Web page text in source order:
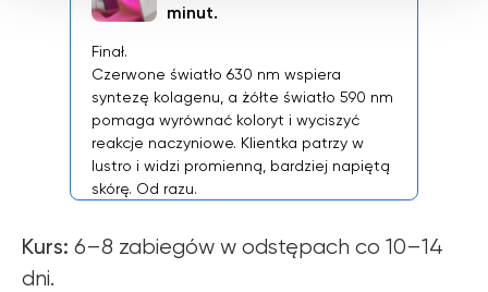
minut.
Finał.
Czerwone światło 630 nm wspiera
syntezę kolagenu, a żółte światło 590 nm
pomaga wyrównać koloryt i wyciszyć
reakcje naczyniowe. Klientka patrzy w
lustro i widzi promienną, bardziej napiętą
skórę. Od razu.
Kurs: 6–8 zabiegów w odstępach co 10–14
dni.